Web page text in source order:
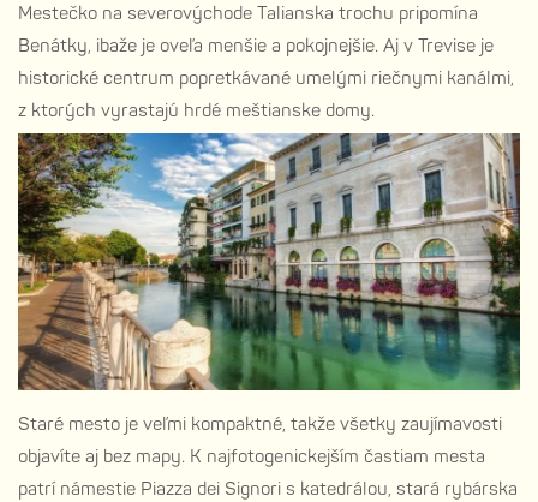
Mestečko na severovýchode Talianska trochu pripomína
Benátky, ibaže je oveľa menšie a pokojnejšie. Aj v Trevise je
historické centrum popretkávané umelými riečnymi kanálmi,
z ktorých vyrastajú hrdé meštianske domy.
Staré mesto je veľmi kompaktné, takže všetky zaujímavosti
objavíte aj bez mapy. K najfotogenickejším častiam mesta
patrí námestie Piazza dei Signori s katedrálou, stará rybárska